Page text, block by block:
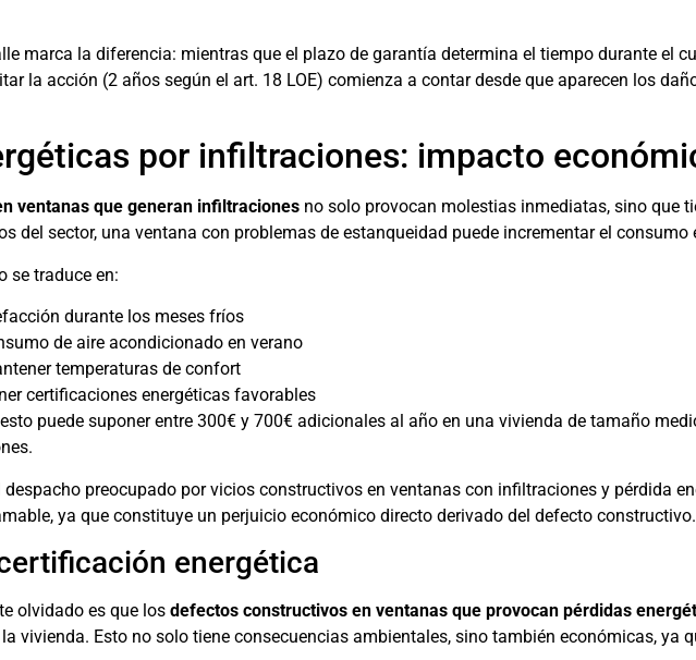
marca la diferencia: mientras que el plazo de garantía determina el tiempo durante el
la acción (2 años según el art. 18 LOE) comienza a contar desde que aparecen los
por infiltraciones: impacto
ventanas que generan infiltraciones no solo provocan molestias inmediatas, sino que
del sector, una ventana con problemas de estanqueidad puede incrementar el consumo
se traduce en:
durante los meses fríos
de aire acondicionado en verano
temperaturas de confort
certificaciones energéticas favorables
puede suponer entre 300€ y 700€ adicionales al año en una vivienda de tamaño
preocupado por vicios constructivos en ventanas con infiltraciones y pérdida
ya que constituye un perjuicio económico directo derivado del defecto constructivo.
energética
olvidado es que los defectos constructivos en ventanas que provocan pérdidas
vivienda. Esto no solo tiene consecuencias ambientales, sino también económicas, ya